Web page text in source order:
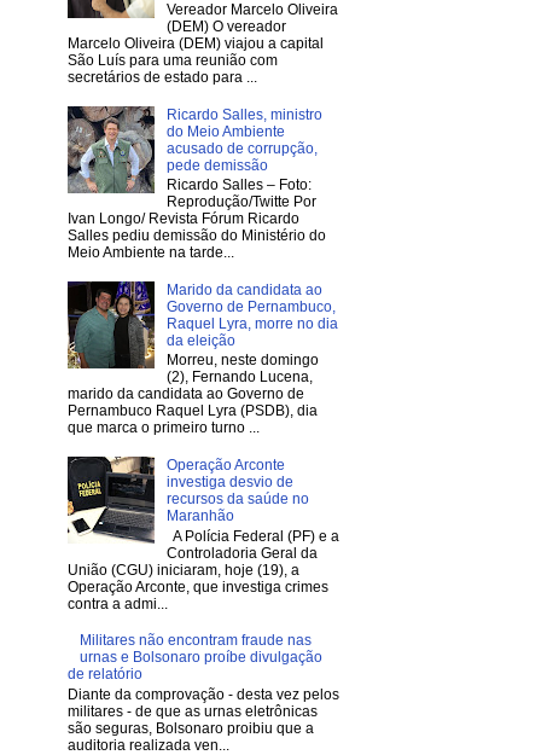
Vereador Marcelo Oliveira
(DEM) O vereador
Marcelo Oliveira (DEM) viajou a capital
São Luís para uma reunião com
secretários de estado para ...
Ricardo Salles, ministro
do Meio Ambiente
acusado de corrupção,
pede demissão
Ricardo Salles – Foto:
Reprodução/Twitte Por
Ivan Longo/ Revista Fórum Ricardo
Salles pediu demissão do Ministério do
Meio Ambiente na tarde...
Marido da candidata ao
Governo de Pernambuco,
Raquel Lyra, morre no dia
da eleição
Morreu, neste domingo
(2), Fernando Lucena,
marido da candidata ao Governo de
Pernambuco Raquel Lyra (PSDB), dia
que marca o primeiro turno ...
Operação Arconte
investiga desvio de
recursos da saúde no
Maranhão
A Polícia Federal (PF) e a
Controladoria Geral da
União (CGU) iniciaram, hoje (19), a
Operação Arconte, que investiga crimes
contra a admi...
Militares não encontram fraude nas
urnas e Bolsonaro proíbe divulgação
de relatório
Diante da comprovação - desta vez pelos
militares - de que as urnas eletrônicas
são seguras, Bolsonaro proibiu que a
auditoria realizada ven...